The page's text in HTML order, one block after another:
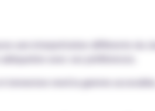
une interprétation différente du
immersive rend la gamme